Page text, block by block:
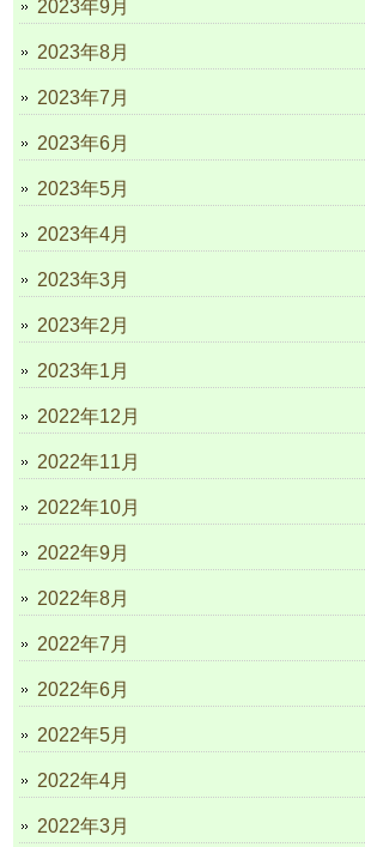
2023年9月
2023年8月
2023年7月
2023年6月
2023年5月
2023年4月
2023年3月
2023年2月
2023年1月
2022年12月
2022年11月
2022年10月
2022年9月
2022年8月
2022年7月
2022年6月
2022年5月
2022年4月
2022年3月